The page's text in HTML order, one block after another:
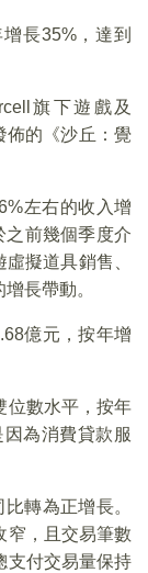
長35%，達到
旗下遊戲及
佈的《沙丘：覺
左右的收入增
之前幾個季度介
擬道具銷售、
長帶動。
億元，按年增
位數水平，按年
為消費貸款服
轉為正增長。
窄，且交易筆數
支付交易量保持